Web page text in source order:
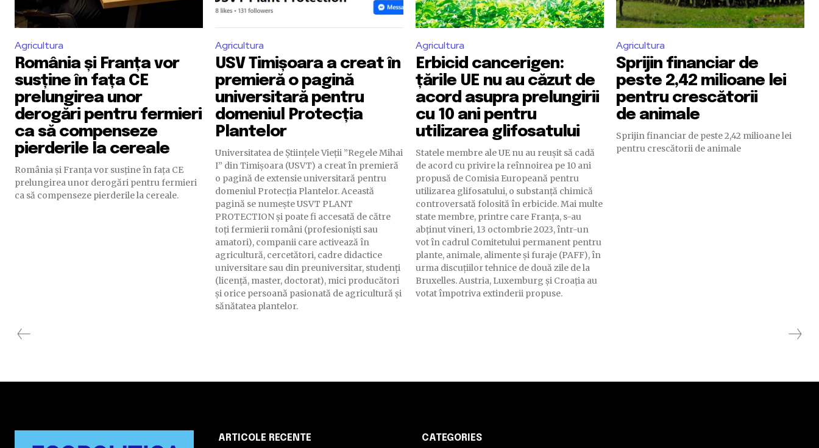
Agricultura
România și Franța vor
susține în fața CE
prelungirea unor
derogări pentru fermieri
ca să compenseze
pierderile la cereale
România și Franța vor susține în fața CE
prelungirea unor derogări pentru fermieri
ca să compenseze pierderile la cereale.
Agricultura
USV Timișoara a creat în
premieră o pagină
universitară pentru
domeniul Protecția
Plantelor
Universitatea de Științele Vieții ”Regele Mihai
I” din Timișoara (USVT) a creat în premieră
o pagină de extensie universitară pentru
domeniul Protecția Plantelor. Această
pagină se numește USVT PLANT
PROTECTION și poate fi accesată de către
toți fermierii români (profesioniști sau
amatori), companii care activează în
agricultură, cercetători, cadre didactice
universitare sau din preuniversitar, studenți
(licență, master, doctorat), mici producători
și orice persoană pasionată de agricultură și
sănătatea plantelor.
Agricultura
Erbicid cancerigen:
țările UE nu au căzut de
acord asupra prelungirii
cu 10 ani pentru
utilizarea glifosatului
Statele membre ale UE nu au reușit să cadă
de acord cu privire la reînnoirea pe 10 ani
propusă de Comisia Europeană pentru
utilizarea glifosatului, o substanță chimică
controversată folosită în erbicide. Mai multe
state membre, printre care Franța, s-au
abținut vineri, 13 octombrie 2023, într-un
vot în cadrul Comitetului permanent pentru
plante, animale, alimente și furaje (PAFF), în
urma discuțiilor tehnice de două zile de la
Bruxelles. Austria, Luxemburg și Croația au
votat împotriva extinderii propuse.
Agricultura
Sprijin financiar de
peste 2,42 milioane lei
pentru crescătorii
de animale
Sprijin financiar de peste 2,42 milioane lei
pentru crescătorii de animale
ARTICOLE RECENTE CATEGORIES